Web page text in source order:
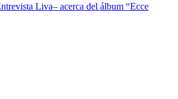
Liva– acerca del álbum “Ecce